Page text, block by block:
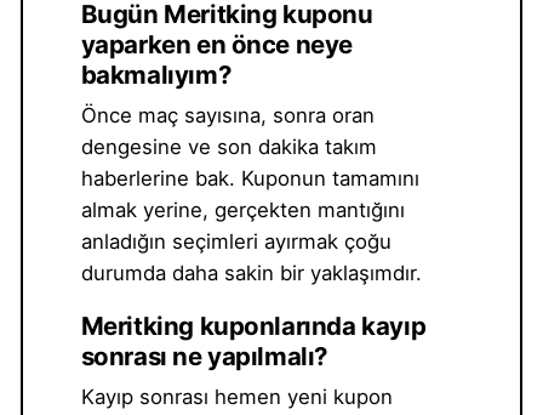
Bugün Meritking kuponu
yaparken en önce neye
bakmalıyım?
Önce maç sayısına, sonra oran
dengesine ve son dakika takım
haberlerine bak. Kuponun tamamını
almak yerine, gerçekten mantığını
anladığın seçimleri ayırmak çoğu
durumda daha sakin bir yaklaşımdır.
Meritking kuponlarında kayıp
sonrası ne yapılmalı?
Kayıp sonrası hemen yeni kupon